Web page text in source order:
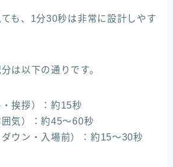
も、1分30秒は非常に設計しやす
は以下の通りです。
挨拶）：約15秒
囲気）：約45〜60秒
ダウン・入場前）：約15〜30秒